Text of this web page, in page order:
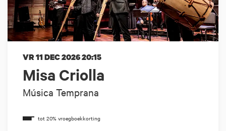
Misa Criolla
Música Temprana
VR 11 DEC 202620:15